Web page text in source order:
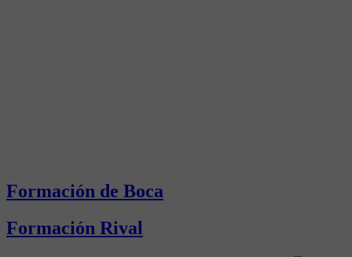
Formación de Boca
Formación Rival